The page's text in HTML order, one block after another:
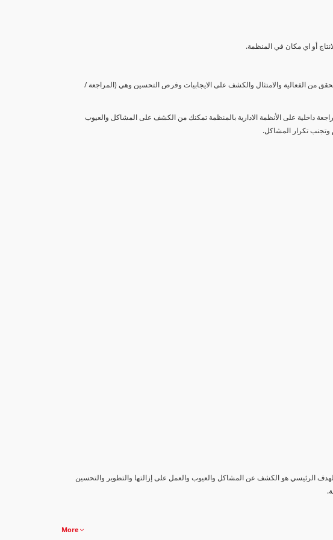
أو اي مكان في المنظمة.
من الفعالية والامتثال والكشف على الايجابيات وفرص التحسين وهي (المراجعة /
داخلية على الأنظمة الادارية بالمنظمة تمكنك من الكشف على المشاكل والعيوب
وتجنب تكرار المشاكل.
الرئيسي هو الكشف عن المشاكل والعيوب والعمل على إزالتها والتطوير والتحسين
More